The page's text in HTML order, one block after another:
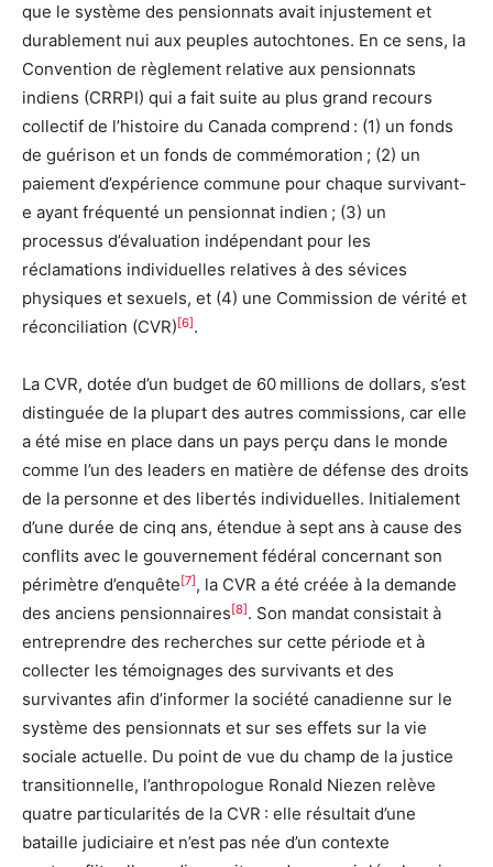
que le système des pensionnats avait injustement et
durablement nui aux peuples autochtones. En ce sens, la
Convention de règlement relative aux pensionnats
indiens (CRRPI) qui a fait suite au plus grand recours
collectif de l’histoire du Canada comprend : (1) un fonds
de guérison et un fonds de commémoration ; (2) un
paiement d’expérience commune pour chaque survivant-
e ayant fréquenté un pensionnat indien ; (3) un
processus d’évaluation indépendant pour les
réclamations individuelles relatives à des sévices
physiques et sexuels, et (4) une Commission de vérité et
réconciliation (CVR)[6].
La CVR, dotée d’un budget de 60 millions de dollars, s’est
distinguée de la plupart des autres commissions, car elle
a été mise en place dans un pays perçu dans le monde
comme l’un des leaders en matière de défense des droits
de la personne et des libertés individuelles. Initialement
d’une durée de cinq ans, étendue à sept ans à cause des
conflits avec le gouvernement fédéral concernant son
périmètre d’enquête[7], la CVR a été créée à la demande
des anciens pensionnaires[8]. Son mandat consistait à
entreprendre des recherches sur cette période et à
collecter les témoignages des survivants et des
survivantes afin d’informer la société canadienne sur le
système des pensionnats et sur ses effets sur la vie
sociale actuelle. Du point de vue du champ de la justice
transitionnelle, l’anthropologue Ronald Niezen relève
quatre particularités de la CVR : elle résultait d’une
bataille judiciaire et n’est pas née d’un contexte